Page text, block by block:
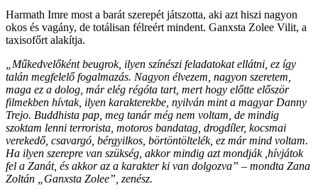
Harmath Imre most a barát szerepét játszotta, aki azt hiszi nagyon
okos és vagány, de totálisan félreért mindent. Ganxsta Zolee Vilit, a
taxisofőrt alakítja.
„Műkedvelőként beugrok, ilyen színészi feladatokat ellátni, ez így
talán megfelelő fogalmazás. Nagyon élvezem, nagyon szeretem,
maga ez a dolog, már elég régóta tart, mert hogy előtte először
filmekben hívtak, ilyen karakterekbe, nyilván mint a magyar Danny
Trejo. Buddhista pap, meg tanár még nem voltam, de mindig
szoktam lenni terrorista, motoros bandatag, drogdíler, kocsmai
verekedő, csavargó, bérgyilkos, börtöntöltelék, ez már mind voltam.
Ha ilyen szerepre van szükség, akkor mindig azt mondják ,hívjátok
fel a Zanát, és akkor az a karakter ki van dolgozva” – mondta Zana
Zoltán „Ganxsta Zolee”, zenész.